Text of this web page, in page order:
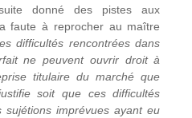
donné des pistes aux
faute à reprocher au maître
difficultés rencontrées dans
ne peuvent ouvrir droit à
titulaire du marché que
soit que ces difficultés
imprévues ayant eu